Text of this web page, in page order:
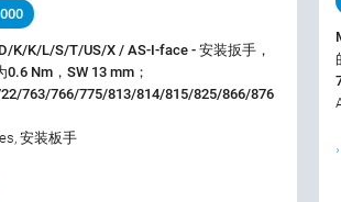
K/K/L/S/T/US/X / AS-I-face - 安装扳手，
0.6 Nm，SW 13 mm；
763/766/775/813/814/815/825/866/876
安装板手